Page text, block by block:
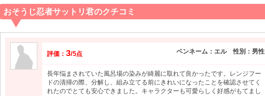
おそうじ忍者サットリ君のクチコミ
評価： 3/5点 ペンネーム：エル 性別：男性
長年悩まされていた風呂場の染みが綺麗に取れて良かったです。レンジフー
ドの清掃の際、分解し、組み立てる前にきれいになったことを確認させてく
れたのでとても安心できました。キャラクターも可愛らしく好感がもてまし